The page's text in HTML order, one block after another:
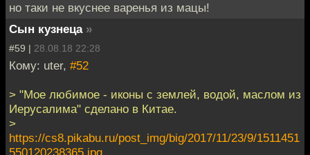
но таки не вкуснее варенья из мацы!
Сын кузнеца »
#59 | 28.08.18 22:28
Кому: uter, #52
> "Мое любимое - иконы с землей, водой, маслом из
Иерусалима" сделано в Китае.
>
https://cs8.pikabu.ru/post_img/big/2017/11/23/9/1511451